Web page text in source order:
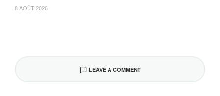
8 AOÛT 2026
LEAVE A COMMENT